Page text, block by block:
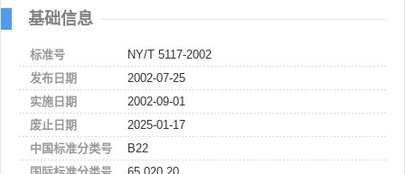
基础信息
标准号
NY/T 5117-2002
发布日期
2002-07-25
实施日期
2002-09-01
废止日期
2025-01-17
中国标准分类号
B22